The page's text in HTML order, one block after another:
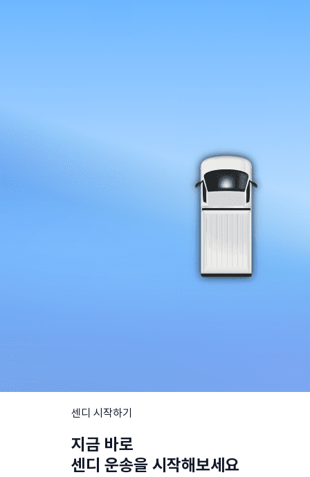
센디 시작하기
지금 바로
센디 운송을 시작해보세요